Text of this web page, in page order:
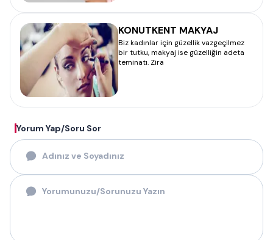
KONUTKENT MAKYAJ
Biz kadınlar için güzellik vazgeçilmez
bir tutku, makyaj ise güzelliğin adeta
teminatı. Zira
Yorum Yap/Soru Sor